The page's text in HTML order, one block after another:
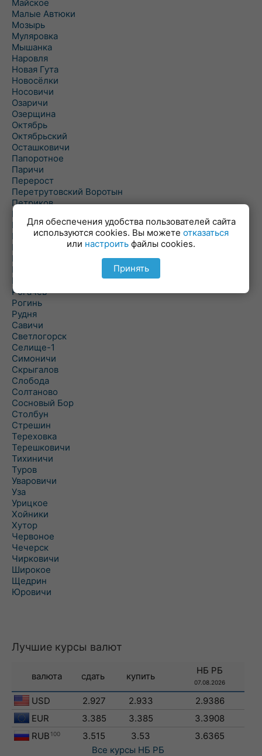
Майское
Малые Автюки
Мозырь
Муляровка
Мышанка
Наровля
Новая Гута
Новосёлки
Носовичи
Озаричи
Озерщина
Октябрь
Октябрьский
Осташковичи
Папоротное
Паричи
Перерост
Перетрутовский Воротын
Петриков
Пиревичи
Поболово
Поколюбичи
Полесье
Птичь
Речица
Ровенская Слобода
Рогачев
Рогинь
Рудня
Савичи
Светлогорск
Селище-1
Симоничи
Скрыгалов
Слобода
Солтаново
Сосновый Бор
Столбун
Стрешин
Тереховка
Терешковичи
Тихиничи
Туров
Уваровичи
Уза
Урицкое
Хойники
Хутор
Червоное
Чечерск
Чирковичи
Широкое
Щедрин
Юровичи
Лучшие курсы валют
валюта сдать купить
НБ РБ
07.08.2026
USD 2.927 2.933
2.9386
EUR
3.385 3.385
3.3908
RUB 100 3.515 3.53
3.6365
Все курсы НБ РБ
Для обеспечения удобства пользователей сайта
используются cookies. Вы можете отказаться
или настроить файлы cookies.
Принять